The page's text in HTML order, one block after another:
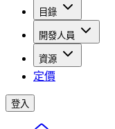
目錄
開發人員
資源
定價
登入